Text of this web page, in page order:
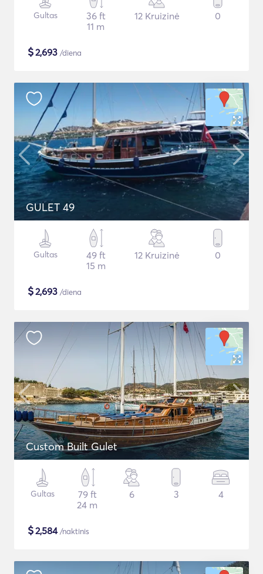
Gultas
36 ft
11 m
12 Kruizinė 0
$2,693 /diena
GULET 49
Gultas
49 ft
15 m
12 Kruizinė 0
$2,693 /diena
Custom Built Gulet
Gultas
79 ft
24 m
6 3 4
$2,584/naktinis